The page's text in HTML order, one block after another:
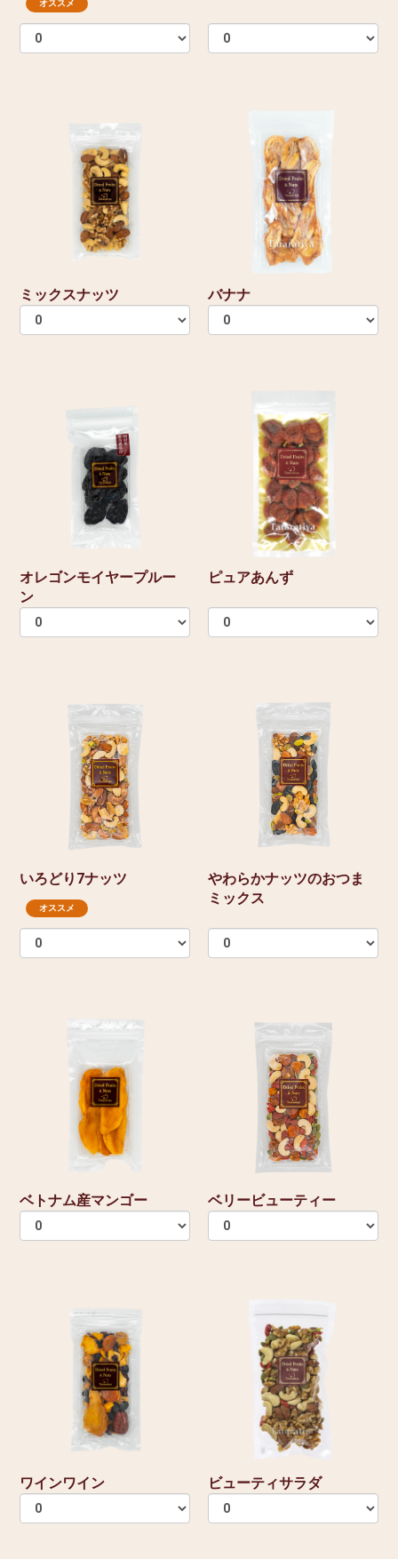
オススメ
ミックスナッツ バナナ
オレゴンモイヤープルー
ン
ピュアあんず
いろどり7ナッツ
オススメ
やわらかナッツのおつま
ミックス
ベトナム産マンゴー ベリービューティー
ワインワイン ビューティサラダ